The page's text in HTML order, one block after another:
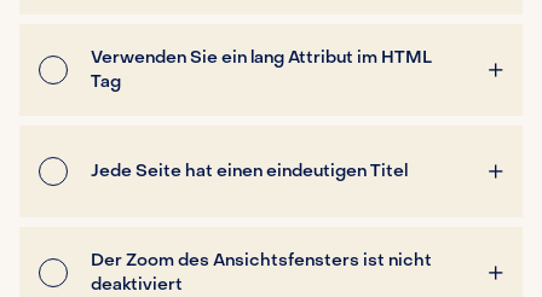
Verwenden Sie ein lang Attribut im HTML
Tag
Jede Seite hat einen eindeutigen Titel
Der Zoom des Ansichtsfensters ist nicht
deaktiviert